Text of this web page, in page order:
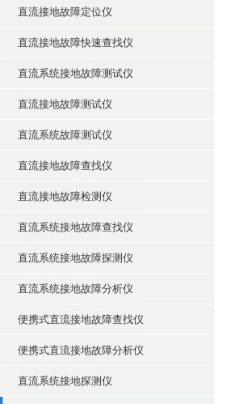
直流接地故障定位仪
直流接地故障快速查找仪
直流系统接地故障测试仪
直流接地故障测试仪
直流系统故障测试仪
直流接地故障查找仪
直流接地故障检测仪
直流系统接地故障查找仪
直流系统接地故障探测仪
直流系统接地故障分析仪
便携式直流接地故障查找仪
便携式直流接地故障分析仪
直流系统接地探测仪